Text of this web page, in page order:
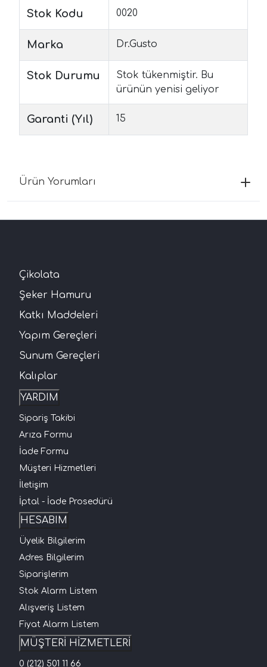
Stok Kodu 0020
Marka Dr.Gusto
Stok Durumu
Stok tükenmiştir. Bu
ürünün yenisi geliyor
Garanti (Yıl) 15
Ürün Yorumları
Çikolata
Şeker Hamuru
Katkı Maddeleri
Yapım Gereçleri
Sunum Gereçleri
Kalıplar
YARDIM
Sipariş Takibi
Arıza Formu
İade Formu
Müşteri Hizmetleri
İletişim
İptal - İade Prosedürü
HESABIM
Üyelik Bilgilerim
Adres Bilgilerim
Siparişlerim
Stok Alarm Listem
Alışveriş Listem
Fiyat Alarm Listem
MÜŞTERİ HİZMETLERİ
0 (212) 501 11 66